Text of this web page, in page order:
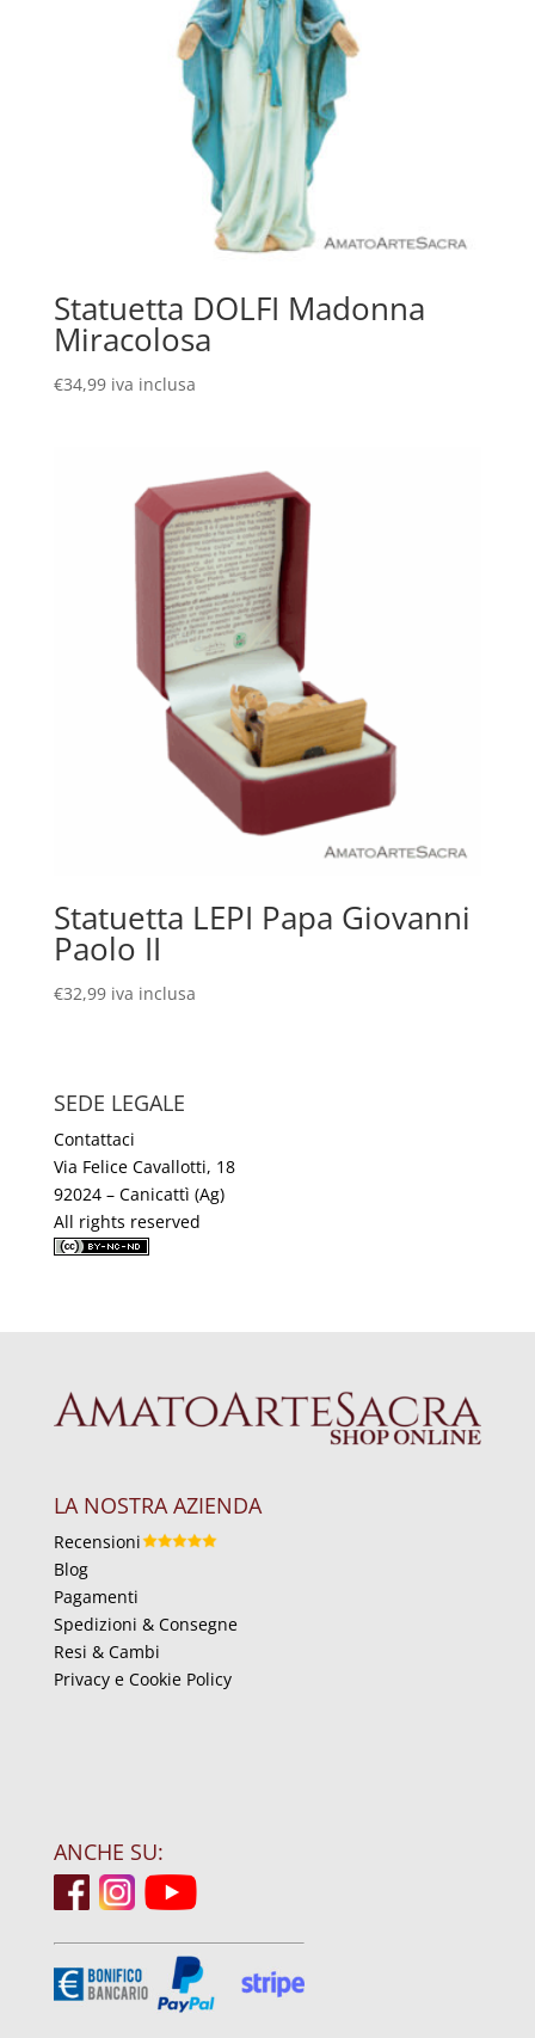
Statuetta DOLFI Madonna
Miracolosa
€34,99 iva inclusa
Statuetta LEPI Papa Giovanni
Paolo II
€32,99 iva inclusa
SEDE LEGALE
Contattaci
Via Felice Cavallotti, 18
92024 – Canicattì (Ag)
All rights reserved
LA NOSTRA AZIENDA
Recensioni
Blog
Pagamenti
Spedizioni & Consegne
Resi & Cambi
Privacy e Cookie Policy
ANCHE SU: